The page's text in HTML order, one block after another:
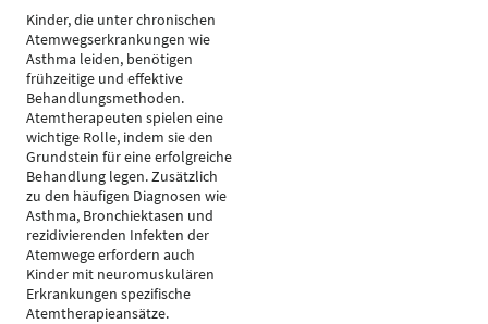
Kinder, die unter chronischen
Atemwegserkrankungen wie
Asthma leiden, benötigen
frühzeitige und effektive
Behandlungsmethoden.
Atemtherapeuten spielen eine
wichtige Rolle, indem sie den
Grundstein für eine erfolgreiche
Behandlung legen. Zusätzlich
zu den häufigen Diagnosen wie
Asthma, Bronchiektasen und
rezidivierenden Infekten der
Atemwege erfordern auch
Kinder mit neuromuskulären
Erkrankungen spezifische
Atemtherapieansätze.